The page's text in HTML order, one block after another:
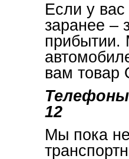
Если у
заранее –
прибытии.
вам
Телефоны
12
Мы пока